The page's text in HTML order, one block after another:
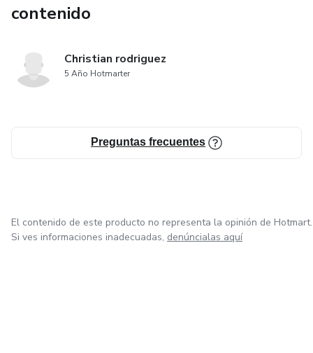
contenido
Christian rodriguez
5 Año Hotmarter
Preguntas frecuentes
El contenido de este producto no representa la opinión de Hotmart.
Si ves informaciones inadecuadas, denúncialas aquí